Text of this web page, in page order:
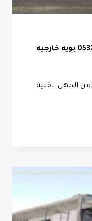
معلم بويات الرياض ت: 0532068305 بويه خارجيه
المهن الفنية